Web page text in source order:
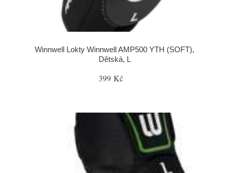
Winnwell Lokty Winnwell AMP500 YTH (SOFT),
Dětská, L
399 Kč